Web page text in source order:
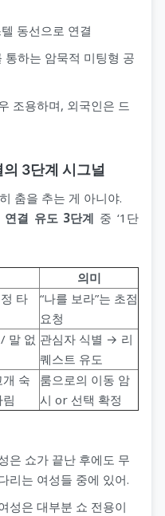
동선으로 연결
통하는 암묵적 미팅형 공
조용하며, 외국인은 드
3단계 시그널
춤을 추는 게 아니야.
결 유도 3단계 중 ‘1단
의미
타
“나를 보라”는 초점
요청
말 없 관심자 식별 → 리
퀘스트 유도
개 숙
룸으로의 이동 암
시 or 선택 확정
은 쇼가 끝난 후에도 무
리는 여성들 중에 있어.
성은 대부분 쇼 전용이